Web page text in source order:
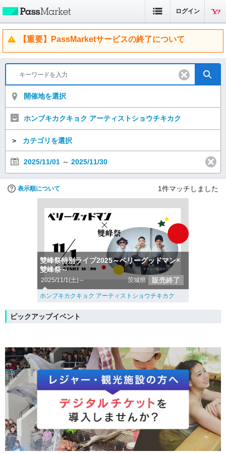
ログイン
【重要】PassMarketサービスの終了について
開催地を選択
ホンブキカクキョク アーティストショウチキカク
＞ カテゴリを選択
2025/11/01 ～ 2025/11/30
表示順について 1件マッチしました
雙峰祭特別ライブ2025～ベリーグッドマン×
雙峰祭～
2025/11/1(土)～ 茨城県 販売終了
ホンブキカクキョク アーティストショウチキカク
ピックアップイベント